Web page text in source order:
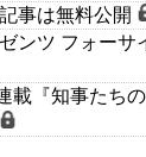
事は無料公開
ンツ フォーサ
載『知事たち